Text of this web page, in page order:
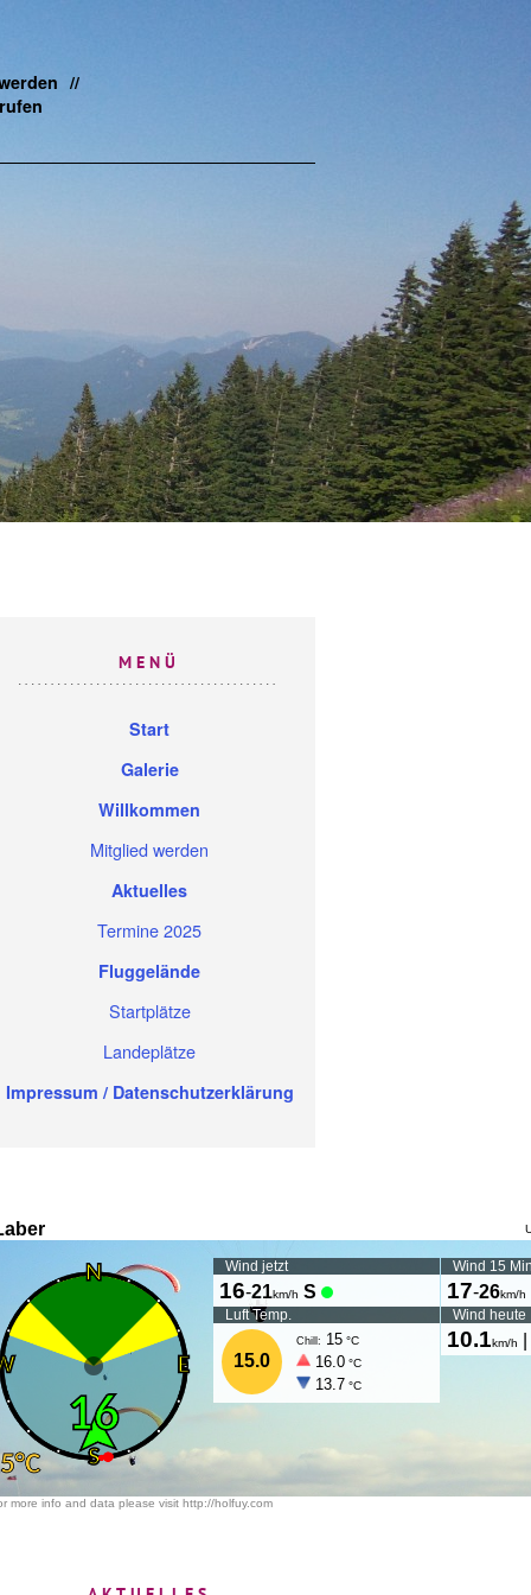
MENÜ
Start
Galerie
Willkommen
Mitglied werden
Aktuelles
Termine 2025
Fluggelände
Startplätze
Landeplätze
Impressum / Datenschutzerklärung